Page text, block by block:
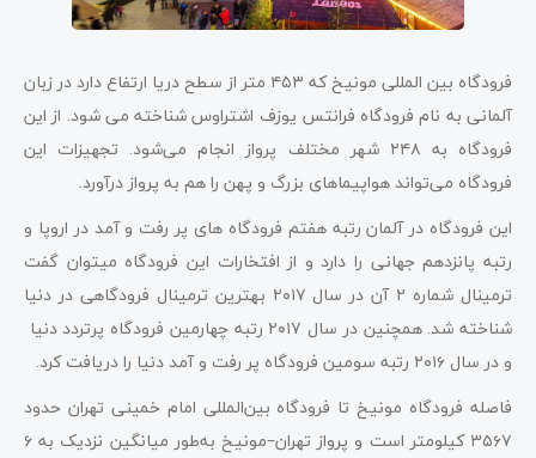
فرودگاه بین المللی مونیخ که ۴۵۳ متر از سطح دریا ارتفاع دارد در زبان
آلمانی به نام فرودگاه فرانتس یوزف اشتراوس شناخته می شود. از این
فرودگاه به ۲۴۸ شهر مختلف پرواز انجام می‌شود. تجهیزات این
فرودگاه می‌تواند هواپیماهای بزرگ و پهن را هم به پرواز درآورد.
این فرودگاه در آلمان رتبه هفتم فرودگاه های پر رفت و آمد در اروپا و
رتبه پانزدهم جهانی را دارد و از افتخارات این فرودگاه میتوان گفت
ترمینال شماره ۲ آن در سال ۲۰۱۷ بهترین ترمینال فرودگاهی در دنیا
شناخته شد. همچنین در سال ۲۰۱۷ رتبه چهارمین فرودگاه پرتردد دنیا
و در سال ۲۰۱۶ رتبه سومین فرودگاه پر رفت و آمد دنیا را دریافت کرد.
فاصله فرودگاه مونیخ تا فرودگاه بین‌المللی امام خمینی تهران حدود
۳۵۶۷ کیلومتر است و پرواز تهران–مونیخ به‌طور میانگین نزدیک به ۶